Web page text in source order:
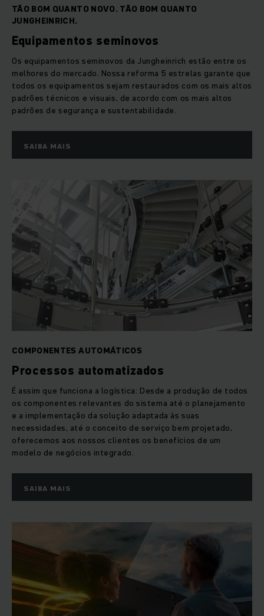
TÃO BOM QUANTO NOVO. TÃO BOM QUANTO
JUNGHEINRICH.
Equipamentos seminovos
Os equipamentos seminovos ​​da Jungheinrich estão entre os
melhores do mercado. Nossa reforma 5 estrelas garante que
todos os equipamentos sejam restaurados com os mais altos
padrões técnicos e visuais, de acordo com os mais altos
padrões de segurança e sustentabilidade.
SAIBA MAIS
COMPONENTES AUTOMÁTICOS
Processos automatizados
É assim que funciona a logística: Desde a produção de todos
os componentes relevantes do sistema até o planejamento
e a implementação da solução adaptada às suas
necessidades, até o conceito de serviço bem projetado,
oferecemos aos nossos clientes os benefícios de um
modelo de negócios integrado.
SAIBA MAIS